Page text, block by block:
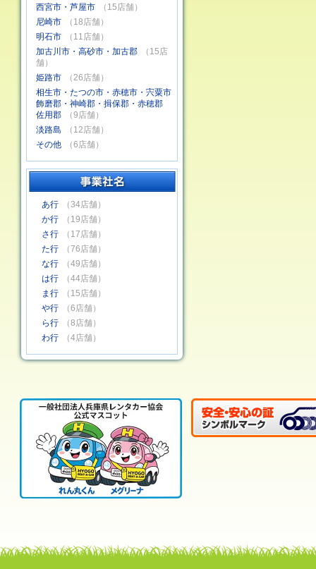
西宮市・芦屋市
（15店舗）
尼崎市
（18店舗）
明石市
（11店舗）
加古川市・高砂市・加古郡
（15店
舗）
姫路市
（26店舗）
相生市・たつの市・赤穂市・宍粟市
飾磨郡・神崎郡・揖保郡・赤穂郡
佐用郡
（9店舗）
淡路島
（12店舗）
その他
（6店舗）
あ行
（34店舗）
か行
（19店舗）
さ行
（17店舗）
た行
（76店舗）
な行
（49店舗）
は行
（44店舗）
ま行
（15店舗）
や行
（6店舗）
ら行
（8店舗）
わ行
（4店舗）